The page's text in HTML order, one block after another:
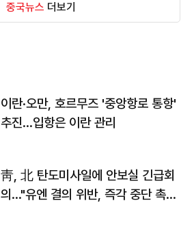
중국뉴스 더보기
이란·오만, 호르무즈 '중앙항로 통항'
추진…입항은 이란 관리
靑, 北 탄도미사일에 안보실 긴급회
의…"유엔 결의 위반, 즉각 중단 촉